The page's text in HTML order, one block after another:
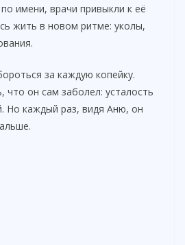
имени, врачи привыкли к её
жить в новом ритме: уколы,
за каждую копейку.
что он сам заболел: усталость
Но каждый раз, видя Аню, он